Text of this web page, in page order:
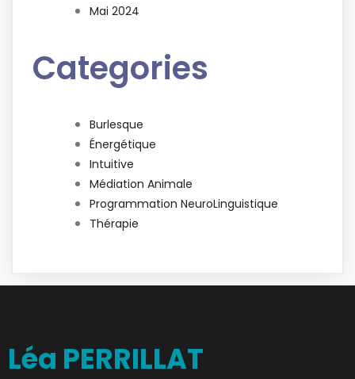
Mai 2024
Categories
Burlesque
Énergétique
Intuitive
Médiation Animale
Programmation NeuroLinguistique
Thérapie
Léa PERRILLAT